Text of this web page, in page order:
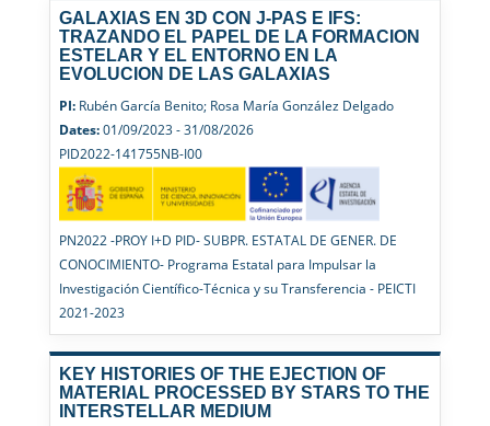
GALAXIAS EN 3D CON J-PAS E IFS:
TRAZANDO EL PAPEL DE LA FORMACION
ESTELAR Y EL ENTORNO EN LA
EVOLUCION DE LAS GALAXIAS
PI:Rubén García Benito; Rosa María González Delgado
Dates:01/09/2023 - 31/08/2026
PID2022-141755NB-I00
PN2022 -PROY I+D PID- SUBPR. ESTATAL DE GENER. DE
CONOCIMIENTO- Programa Estatal para Impulsar la
Investigación Científico-Técnica y su Transferencia - PEICTI
2021-2023
KEY HISTORIES OF THE EJECTION OF
MATERIAL PROCESSED BY STARS TO THE
INTERSTELLAR MEDIUM